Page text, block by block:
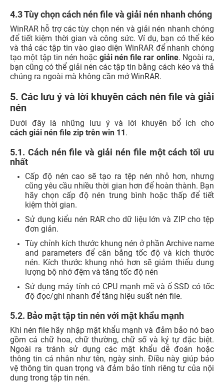
4.3 Tùy chọn cách nén file và giải nén nhanh chóng
WinRAR hỗ trợ các tùy chọn nén và giải nén nhanh chóng
để tiết kiệm thời gian và công sức. Ví dụ, bạn có thể kéo
và thả các tập tin vào giao diện WinRAR để nhanh chóng
tạo một tập tin nén hoặc giải nén file rar online. Ngoài ra,
bạn cũng có thể giải nén các tập tin bằng cách kéo và thả
chúng ra ngoài mà không cần mở WinRAR.
5. Các lưu ý và lời khuyên cách nén file và giải
nén
Dưới đây là những lưu ý và lời khuyên bổ ích cho
cách giải nén file zip trên win 11.
5.1. Cách nén file và giải nén file một cách tối ưu
nhất
Cấp độ nén cao sẽ tạo ra tệp nén nhỏ hơn, nhưng
cũng yêu cầu nhiều thời gian hơn để hoàn thành. Bạn
hãy chọn cấp độ nén trung bình hoặc thấp để tiết
kiệm thời gian.
Sử dụng kiểu nén RAR cho dữ liệu lớn và ZIP cho tệp
đơn giản.
Tùy chỉnh kích thước khung nén ở phần Archive name
and parameters để cân bằng tốc độ và kích thước
nén. Kích thước khung nhỏ hơn sẽ giảm thiểu dung
lượng bộ nhớ đệm và tăng tốc độ nén
Sử dụng máy tính có CPU mạnh mẽ và ổ SSD có tốc
độ đọc/ghi nhanh để tăng hiệu suất nén file.
5.2. Bảo mật tập tin nén với mật khẩu mạnh
Khi nén file hãy nhập mật khẩu mạnh và đảm bảo nó bao
gồm cả chữ hoa, chữ thường, chữ số và ký tự đặc biệt.
Ngoài ra tránh sử dụng các mật khẩu dễ đoán hoặc
thông tin cá nhân như tên, ngày sinh. Điều này giúp bảo
vệ thông tin quan trọng và đảm bảo tính riêng tư của nội
dung trong tập tin nén.